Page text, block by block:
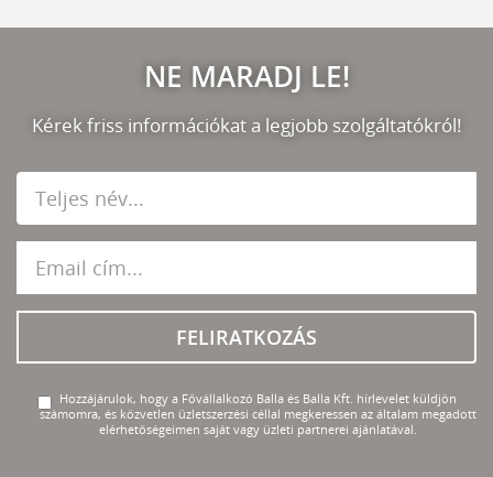
NE MARADJ LE!
Kérek friss információkat a legjobb szolgáltatókról!
FELIRATKOZÁS
Hozzájárulok, hogy a Fővállalkozó Balla és Balla Kft. hírlevelet küldjön
számomra, és közvetlen üzletszerzési céllal megkeressen az általam megadott
elérhetőségeimen saját vagy üzleti partnerei ajánlatával.